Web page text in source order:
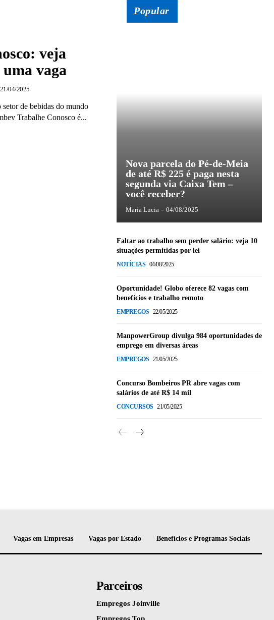
veja
vaga
21/04/2025
setor de bebidas do mundo
Trabalhe Conosco é...
Popular
Nova parcela do Pé-de-Meia
de até R$ 225 é paga nesta
segunda via Caixa Tem –
você receber?
Maria Lucia - 04/08/2025
Faltar ao trabalho sem perder salário: veja 10
situações permitidas por lei
NOTÍCIAS 04/08/2025
Oportunidade! Globo oferece 82 vagas com
benefícios e trabalho remoto
EMPREGOS 22/05/2025
ManpowerGroup divulga 984 oportunidades de
emprego em diversas áreas
EMPREGOS 21/05/2025
Concurso Bombeiros PR abre vagas com
salários de até R$ 14 mil
CONCURSOS 21/05/2025
Vagas em Empresas Vagas por Estado Benefícios e Programas Sociais
Parceiros
Empregos Joinville
Empregos Top